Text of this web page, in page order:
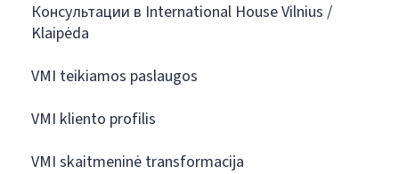
Консультации в International House Vilnius /
Klaipėda
VMI teikiamos paslaugos
VMI kliento profilis
VMI skaitmeninė transformacija